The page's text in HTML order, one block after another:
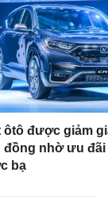
ôtô được giảm
đồng nhờ ưu đãi
bạ